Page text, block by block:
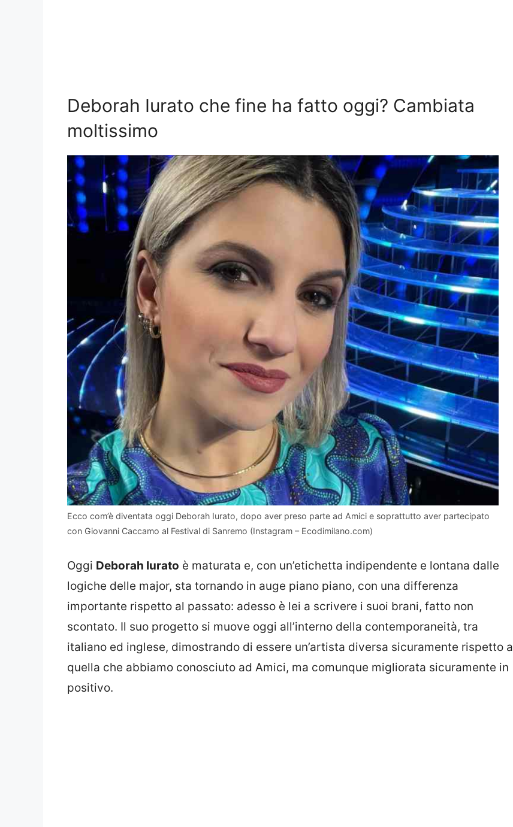
Deborah Iurato che fine ha fatto oggi? Cambiata
moltissimo
Ecco com’è diventata oggi Deborah Iurato, dopo aver preso parte ad Amici e soprattutto aver partecipato
con Giovanni Caccamo al Festival di Sanremo (Instagram – Ecodimilano.com)
Oggi Deborah Iurato è maturata e, con un’etichetta indipendente e lontana dalle
logiche delle major, sta tornando in auge piano piano, con una differenza
importante rispetto al passato: adesso è lei a scrivere i suoi brani, fatto non
scontato. Il suo progetto si muove oggi all’interno della contemporaneità, tra
italiano ed inglese, dimostrando di essere un’artista diversa sicuramente rispetto a
quella che abbiamo conosciuto ad Amici, ma comunque migliorata sicuramente in
positivo.